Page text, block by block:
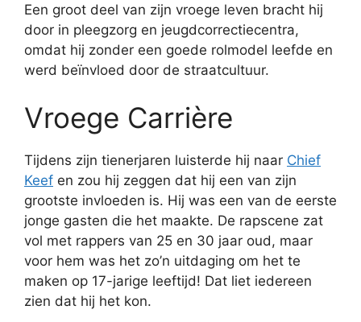
Een groot deel van zijn vroege leven bracht hij
door in pleegzorg en jeugdcorrectiecentra,
omdat hij zonder een goede rolmodel leefde en
werd beïnvloed door de straatcultuur.
Vroege Carrière
Tijdens zijn tienerjaren luisterde hij naar Chief
Keef en zou hij zeggen dat hij een van zijn
grootste invloeden is. Hij was een van de eerste
jonge gasten die het maakte. De rapscene zat
vol met rappers van 25 en 30 jaar oud, maar
voor hem was het zo’n uitdaging om het te
maken op 17-jarige leeftijd! Dat liet iedereen
zien dat hij het kon.